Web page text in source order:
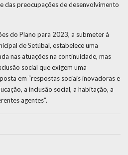
das preocupações de desenvolvimento
do Plano para 2023, a submeter à
de Setúbal, estabelece uma
nas atuações na continuidade, mas
social que exigem uma
em “respostas sociais inovadoras e
a inclusão social, a habitação, a
agentes”.